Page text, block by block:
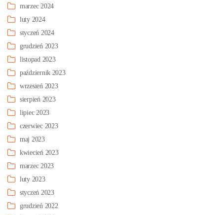
marzec 2024
luty 2024
styczeń 2024
grudzień 2023
listopad 2023
październik 2023
wrzesień 2023
sierpień 2023
lipiec 2023
czerwiec 2023
maj 2023
kwiecień 2023
marzec 2023
luty 2023
styczeń 2023
grudzień 2022